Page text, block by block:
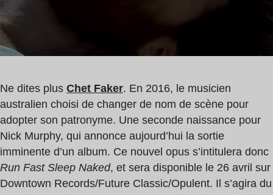
Ne dites plus Chet Faker. En 2016, le musicien
australien choisi de changer de nom de scène pour
adopter son patronyme. Une seconde naissance pour
Nick Murphy, qui annonce aujourd’hui la sortie
imminente d’un album. Ce nouvel opus s’intitulera donc
Run Fast Sleep Naked, et sera disponible le 26 avril sur
Downtown Records/Future Classic/Opulent. Il s’agira du